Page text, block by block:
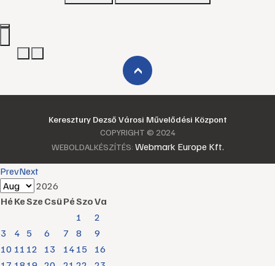
›
Keresztury Dezső Városi Művelődési Központ
COPYRIGHT © 2024
WEBOLDALKÉSZÍTÉS: Webmark Europe Kft.
PrevNext
2026
HéKeSzeCsüPéSzoVa
1
2
3
4 5 6 7 8
9
10 11 12 13 14 15
16